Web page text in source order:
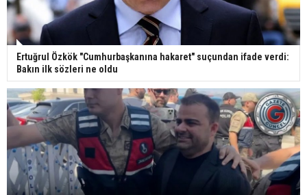
Ertuğrul Özkök "Cumhurbaşkanına hakaret" suçundan ifade verdi:
Bakın ilk sözleri ne oldu